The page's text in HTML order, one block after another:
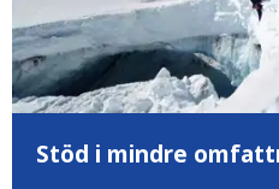
Stöd i mindre